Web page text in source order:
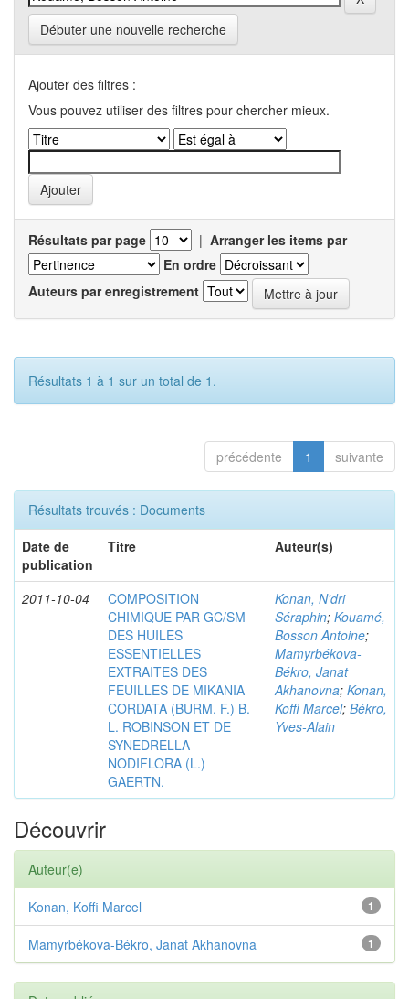
Débuter une nouvelle recherche
Ajouter des filtres :
Vous pouvez utiliser des filtres pour chercher mieux.
Résultats par page | Arranger les items par
En ordre
Auteurs par enregistrement
Résultats 1 à 1 sur un total de 1.
précédente 1 suivante
Résultats trouvés : Documents
Date de
publication
Titre Auteur(s)
2011-10-04
COMPOSITION
CHIMIQUE PAR GC/SM
DES HUILES
ESSENTIELLES
EXTRAITES DES
FEUILLES DE MIKANIA
CORDATA (BURM. F.) B.
L. ROBINSON ET DE
SYNEDRELLA
NODIFLORA (L.)
GAERTN.
Konan, N'dri
Séraphin; Kouamé,
Bosson Antoine;
Mamyrbékova-
Békro, Janat
Akhanovna; Konan,
Koffi Marcel; Békro,
Yves-Alain
Découvrir
Auteur(e)
1
Konan, Koffi Marcel
1
Mamyrbékova-Békro, Janat Akhanovna